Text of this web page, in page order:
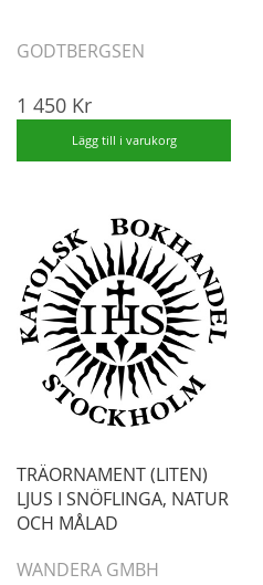
GODTBERGSEN
1 450 Kr
Lägg till i varukorg
TRÄORNAMENT (LITEN)
LJUS I SNÖFLINGA, NATUR
OCH MÅLAD
WANDERA GMBH